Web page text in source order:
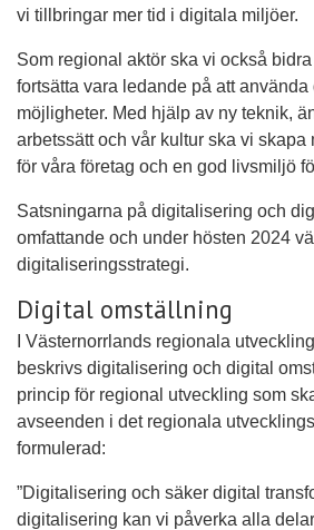
vi tillbringar mer tid i digitala miljöer.
Som regional aktör ska vi också
fortsätta vara ledande på att
möjligheter. Med hjälp av ny teknik,
arbetssätt och vår kultur ska vi
för våra företag och en god livsmiljö
Satsningarna på digitalisering och
omfattande och under hösten 2024
digitaliseringsstrategi.
Digital omställning
I Västernorrlands regionala
beskrivs digitalisering och digital
princip för regional utveckling som
avseenden i det regionala
formulerad:
”Digitalisering och säker digital
digitalisering kan vi påverka alla